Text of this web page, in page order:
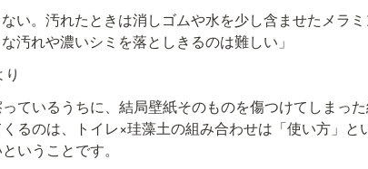
い。汚れたときは消しゴムや水を少し含ませたメラ
汚れや濃いシミを落としきるのは難しい」
ているうちに、結局壁紙そのものを傷つけてしまっ
るのは、トイレ×珪藻土の組み合わせは「使い方」と
いうことです。